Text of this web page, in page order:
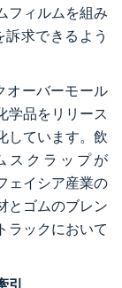
フィルムを組み
求できるよう
オーバーモール
学品をリリース
しています。飲
スクラップが
ェイシア産業の
とゴムのブレン
ラックにおいて
引